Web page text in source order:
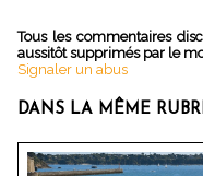
Tous les commentaires
aussitôt supprimés par le
Signaler un abus
DANS LA MÊME